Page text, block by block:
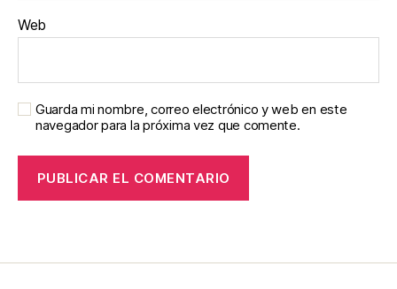
Web
Guarda mi nombre, correo electrónico y web en este
navegador para la próxima vez que comente.